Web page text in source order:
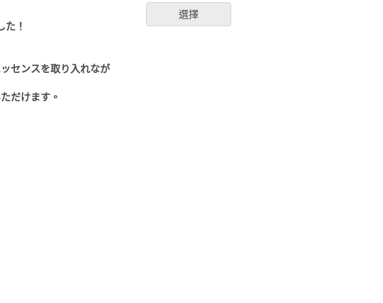
選擇
た！
センスを取り入れなが
だけます。